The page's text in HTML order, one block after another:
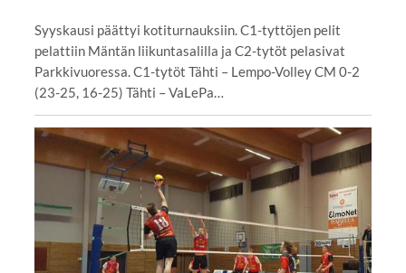
⁠⁠⁠⁠⁠⁠⁠Syyskausi päättyi kotiturnauksiin. C1-tyttöjen pelit
pelattiin Mäntän liikuntasalilla ja C2-tytöt pelasivat
Parkkivuoressa. C1-tytöt Tähti – Lempo-Volley CM 0-2
(23-25, 16-25) Tähti – VaLePa…